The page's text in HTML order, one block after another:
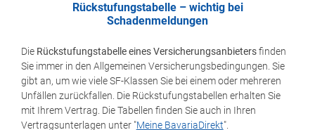
Rückstufungstabelle – wichtig bei
Schadenmeldungen
Die Rückstufungstabelle eines Versicherungsanbietersfinden
Sie immer in den Allgemeinen Versicherungsbedingungen. Sie
gibt an, um wie viele SF-Klassen Sie bei einem oder mehreren
Unfällen zurückfallen. Die Rückstufungstabellen erhalten Sie
mit Ihrem Vertrag. Die Tabellen finden Sie auch in Ihren
Vertragsunterlagen unter "Meine BavariaDirekt".